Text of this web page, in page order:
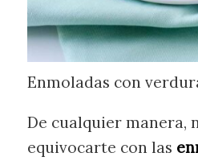
Enmoladas con
De cualquier manera,
equivocarte con las